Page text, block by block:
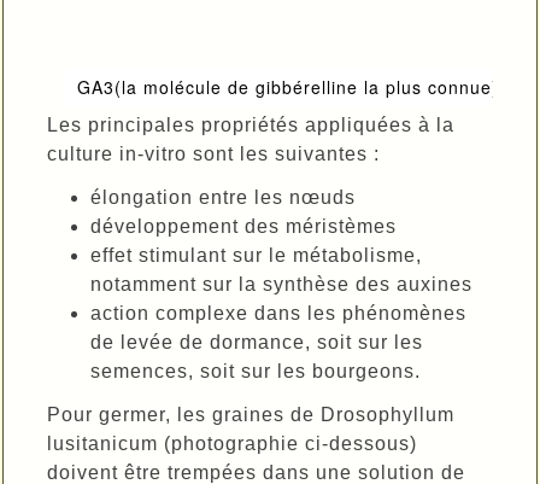
GA3(la molécule de gibbérelline la plus connue)
Les principales propriétés appliquées à la
culture in-vitro sont les suivantes :
élongation entre les nœuds
développement des méristèmes
effet stimulant sur le métabolisme,
notamment sur la synthèse des auxines
action complexe dans les phénomènes
de levée de dormance, soit sur les
semences, soit sur les bourgeons.
Pour germer, les graines de Drosophyllum
lusitanicum (photographie ci-dessous)
doivent être trempées dans une solution de